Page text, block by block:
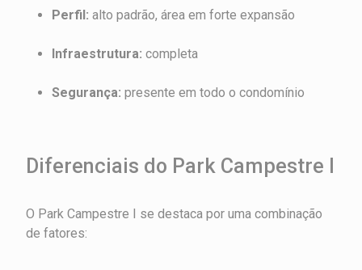
Perfil: alto padrão, área em forte expansão
Infraestrutura: completa
Segurança: presente em todo o condomínio
Diferenciais do Park Campestre I
O Park Campestre I se destaca por uma combinação
de fatores: